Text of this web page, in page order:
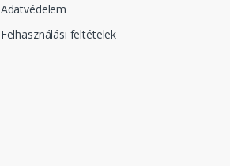
Adatvédelem
Felhasználási feltételek